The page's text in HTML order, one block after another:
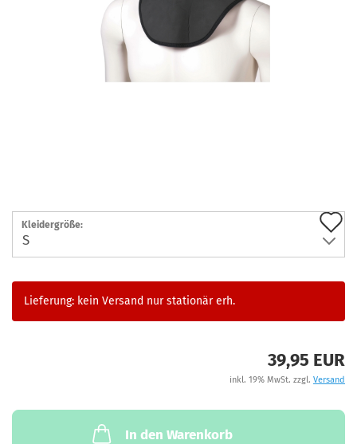
Kleidergröße:
Lieferung: kein Versand nur stationär erh.
39,95 EUR
inkl. 19% MwSt. zzgl. Versand
In den Warenkorb